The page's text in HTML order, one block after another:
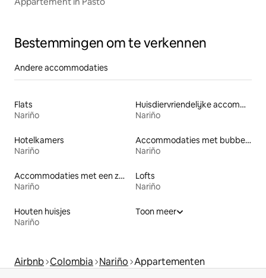
Bestemmingen om te verkennen
Andere accommodaties
Flats
Nariño
Huisdiervriendelijke accommodaties
Nariño
Hotelkamers
Nariño
Accommodaties met bubbelbad
Nariño
Accommodaties met een zwembad
Nariño
Lofts
Nariño
Houten huisjes
Nariño
Toon meer
Airbnb Colombia Nariño Appartementen